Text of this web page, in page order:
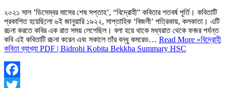
২০২১ সাল ’ডিসেম্বর মাসের শেষ সপ্তাহ’, “বিদ্রোহী” কবিতার শতবর্ষ পূর্তি। কবিতাটি
প্রকাশিত হয়েছিলো ৬ই জানুয়ারি ১৯২২, সাপ্তাহিক ‘বিজলী’ পত্রিকায়, কলকাতা। এটি
রচনা করতে কবির এক রাত সময় লেগেছিল। বলা হয়ে থাকে মধ্যরাত থেকে ফজর পর্যন্ত
কবি এই কবিতাটি রচনা করেন এবং সকালে তাঁর বন্ধু কমরেড… Read More »বিদ্রোহী
কবিতা ব্যাখ্যা PDF | Bidrohi Kobita Bekkha Summary HSC
Facebook